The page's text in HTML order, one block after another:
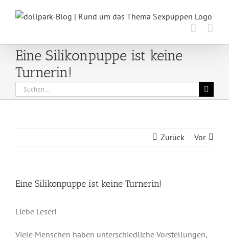
Inhalt
Eine Silikonpuppe ist keine
Turnerin!
Suche
nach:
Zurück Vor
Eine Silikonpuppe ist keine Turnerin!
Liebe Leser!
Viele Menschen haben unterschiedliche Vorstellungen,